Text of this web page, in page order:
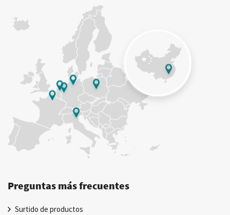
Preguntas más frecuentes
Surtido de productos